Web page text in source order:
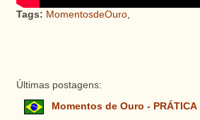
Tags: MomentosdeOuro,
Últimas postagens:
Momentos de Ouro - PRÁTICA